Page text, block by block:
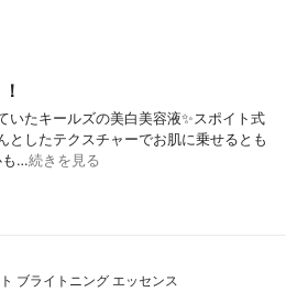
いたキールズの美白美容液✨スポイト式
としたテクスチャーでお肌に乗せるとも
も…続きを見る
ブライトニング エッセンス